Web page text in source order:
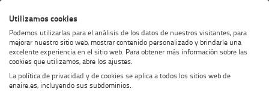
al
menú
al
contenido
al
footer
alto
contraste
Utilizamos cookies
Podemos utilizarlas para el análisis de los datos de nuestros visitantes, para
mejorar nuestro sitio web, mostrar contenido personalizado y brindarle una
excelente experiencia en el sitio web. Para obtener más información sobre las
cookies que utilizamos, abre los ajustes.
La política de privacidad y de cookies se aplica a todos los sitios web de
enaire.es, incluyendo sus subdominios.